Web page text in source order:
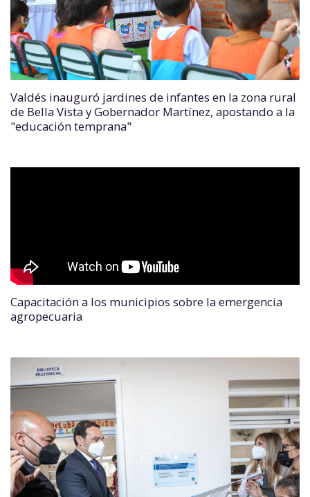
Valdés inauguró jardines de infantes en la zona rural
de Bella Vista y Gobernador Martínez, apostando a la
"educación temprana"
Capacitación a los municipios sobre la emergencia
agropecuaria